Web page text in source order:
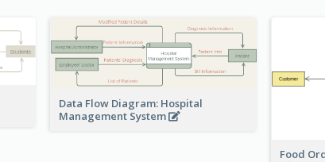
Data Flow Diagram: Hospital
Management System
Food